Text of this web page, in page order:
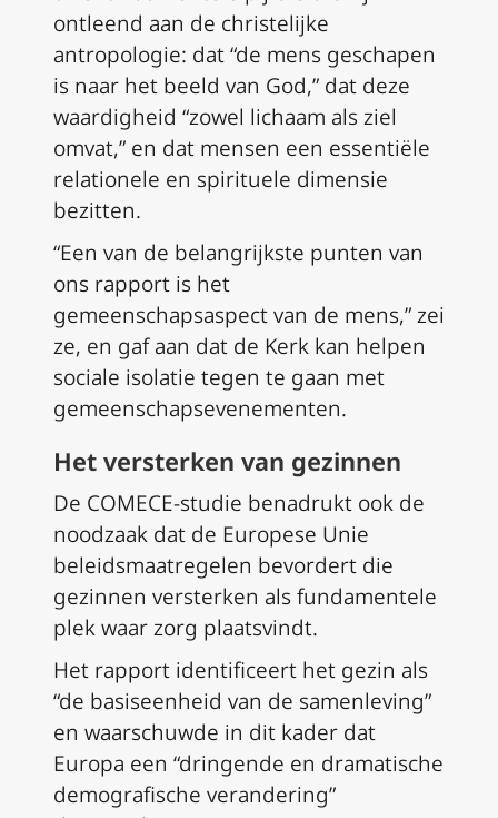
ontleend aan de christelijke
antropologie: dat “de mens geschapen
is naar het beeld van God,” dat deze
waardigheid “zowel lichaam als ziel
omvat,” en dat mensen een essentiële
relationele en spirituele dimensie
bezitten.
“Een van de belangrijkste punten van
ons rapport is het
gemeenschapsaspect van de mens,” zei
ze, en gaf aan dat de Kerk kan helpen
sociale isolatie tegen te gaan met
gemeenschapsevenementen.
Het versterken van gezinnen
De COMECE-studie benadrukt ook de
noodzaak dat de Europese Unie
beleidsmaatregelen bevordert die
gezinnen versterken als fundamentele
plek waar zorg plaatsvindt.
Het rapport identificeert het gezin als
“de basiseenheid van de samenleving”
en waarschuwde in dit kader dat
Europa een “dringende en dramatische
demografische verandering”